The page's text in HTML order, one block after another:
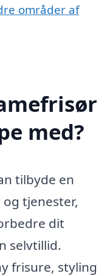
områder af
med?
tilbyde en
tjenester,
dit
selvtillid.
frisure, styling